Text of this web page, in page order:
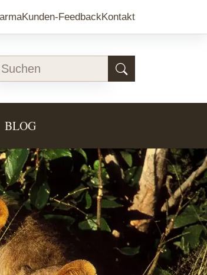
Kunden-FeedbackKontakt
"LÄNDERINFOS"FOR "PARTNER"
BLOG